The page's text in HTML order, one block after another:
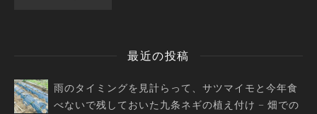
最近の投稿
雨のタイミングを見計らって、サツマイモと今年食
べないで残しておいた九条ネギの植え付け – 畑での